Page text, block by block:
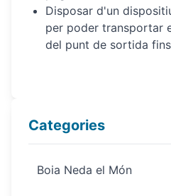
Categories
Boia Neda el Món
Disposar d'un
per poder transportar
del punt de sortida